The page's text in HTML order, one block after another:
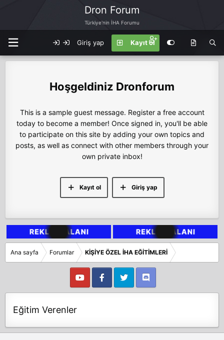
Dron Forum
Türkiye'nin İHA Forumu
Giriş yap Kayıt ol
Dronforum
This is a sample guest message. Register a free account
today to become a member! Once signed in, you'll be able
to participate on this site by adding your own topics and
posts, as well as connect with other members through your
own private inbox!
Giriş yap
Kayıt ol
Ana sayfa Forumlar KİŞİYE ÖZEL İHA EĞİTİMLERİ
Eğitim Verenler